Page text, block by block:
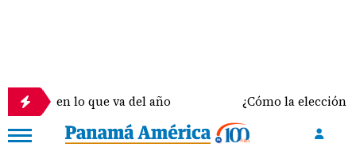
lo que va del año ¿Cómo la elección del